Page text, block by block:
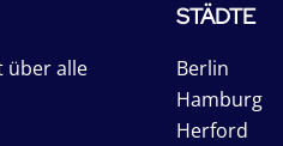
über alle
STÄDTE
Berlin
Hamburg
Herford